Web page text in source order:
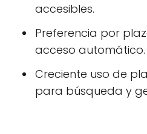
accesibles.
Preferencia por
acceso automático.
Creciente uso de
para búsqueda y